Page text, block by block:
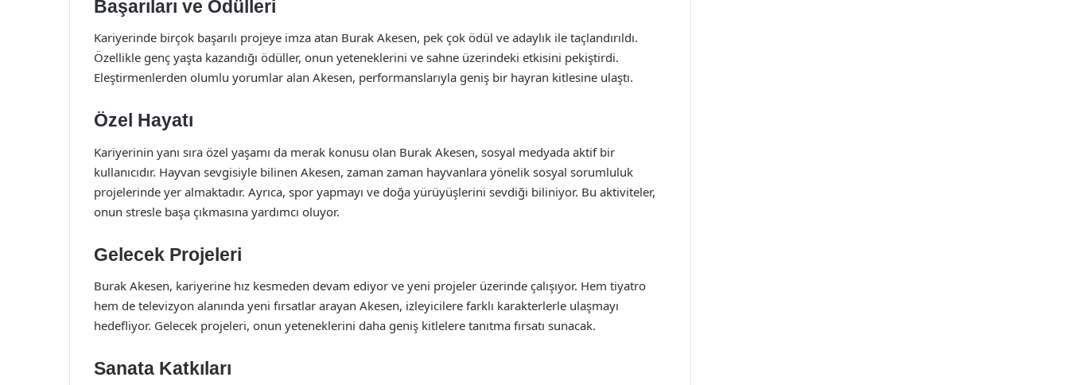
Başarıları ve Ödülleri
Kariyerinde birçok başarılı projeye imza atan Burak Akesen, pek çok ödül ve adaylık ile taçlandırıldı.
Özellikle genç yaşta kazandığı ödüller, onun yeteneklerini ve sahne üzerindeki etkisini pekiştirdi.
Eleştirmenlerden olumlu yorumlar alan Akesen, performanslarıyla geniş bir hayran kitlesine ulaştı.
Özel Hayatı
Kariyerinin yanı sıra özel yaşamı da merak konusu olan Burak Akesen, sosyal medyada aktif bir
kullanıcıdır. Hayvan sevgisiyle bilinen Akesen, zaman zaman hayvanlara yönelik sosyal sorumluluk
projelerinde yer almaktadır. Ayrıca, spor yapmayı ve doğa yürüyüşlerini sevdiği biliniyor. Bu aktiviteler,
onun stresle başa çıkmasına yardımcı oluyor.
Gelecek Projeleri
Burak Akesen, kariyerine hız kesmeden devam ediyor ve yeni projeler üzerinde çalışıyor. Hem tiyatro
hem de televizyon alanında yeni fırsatlar arayan Akesen, izleyicilere farklı karakterlerle ulaşmayı
hedefliyor. Gelecek projeleri, onun yeteneklerini daha geniş kitlelere tanıtma fırsatı sunacak.
Sanata Katkıları